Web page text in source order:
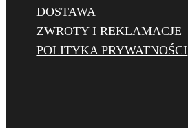
DOSTAWA
ZWROTY I REKLAMACJE
POLITYKA PRYWATNOŚCI